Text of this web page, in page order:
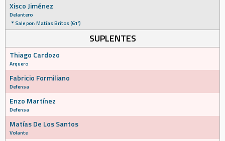
Xisco Jiménez
Delantero
Sale por: Matías Britos (61')
SUPLENTES
Thiago Cardozo
Arquero
Fabricio Formiliano
Defensa
Enzo Martínez
Defensa
Matías De Los Santos
Volante